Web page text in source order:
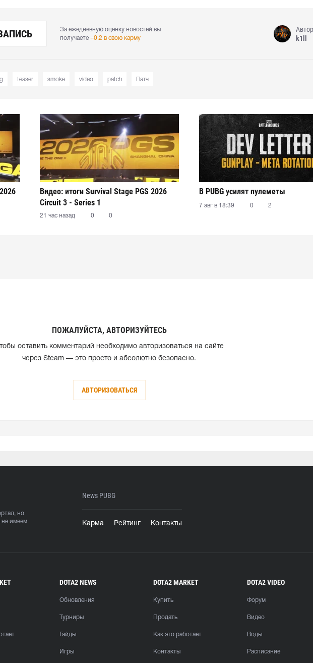
За ежедневную оценку новостей вы
получаете +0.2 в свою карму
Автор
k1ll
teaser smoke video patch Патч
Видео: итоги Survival Stage PGS 2026
Circuit 3 - Series 1
21 час назад 0 0
В PUBG усилят пулеметы
7 авг в 18:39 0 2
ПОЖАЛУЙСТА, АВТОРИЗУЙТЕСЬ
оставить комментарий необходимо авторизоваться на сайте
через Steam — это просто и абсолютно безопасно.
АВТОРИЗОВАТЬСЯ
но
имеем
News PUBG
Карма Рейтинг Контакты
DOTA2 NEWS
Обновления
Турниры
Гайды
Игры
DOTA2 MARKET
Купить
Продать
Как это работает
Контакты
DOTA2 VIDEO
Форум
Видео
Воды
Расписание